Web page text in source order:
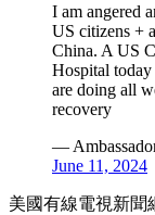
I am angered
US citizens +
China. A US
Hospital today
are doing all
recovery
—
June 11, 2024
美國有線電視新聞